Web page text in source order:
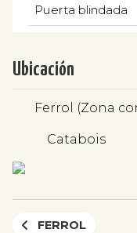
Puerta blindada
Ubicación
Ferrol (Zona
Catabois
FERROL